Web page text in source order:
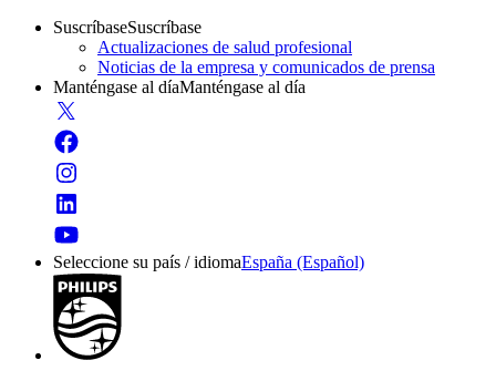
SuscríbaseSuscríbase
Actualizaciones de salud profesional
Noticias de la empresa y comunicados de prensa
Manténgase al díaManténgase al día
Seleccione su país / idiomaEspaña (Español)